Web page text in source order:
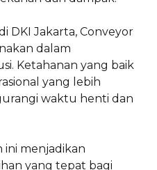
DKI Jakarta, Conveyor
dalam
Ketahanan yang baik
yang lebih
waktu henti dan
ini menjadikan
yang tepat bagi